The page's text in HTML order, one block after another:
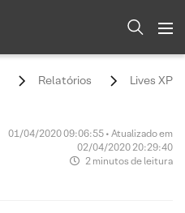
Relatórios Lives XP
01/04/2020 09:06:55 • Atualizado em
02/04/2020 20:29:40
2 minutos de leitura